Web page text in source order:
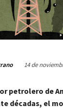
14 de
petrolero de
décadas, el